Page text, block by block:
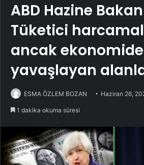
ABD Hazine
Tüketici
ancak ekonomide
yavaşlayan
ESMA ÖZLEM BOZAN Haziran 26,
1 dakika okuma süresi